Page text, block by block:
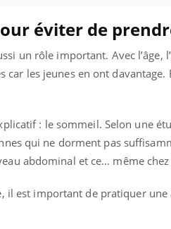
éviter de
un rôle important. Avec
car les jeunes en ont
: le sommeil. Selon une
qui ne dorment pas
abdominal et ce… même
il est important de pratiquer